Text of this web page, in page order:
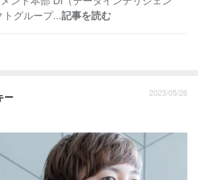
トグループ...記事を読む
ー 2023/05/26